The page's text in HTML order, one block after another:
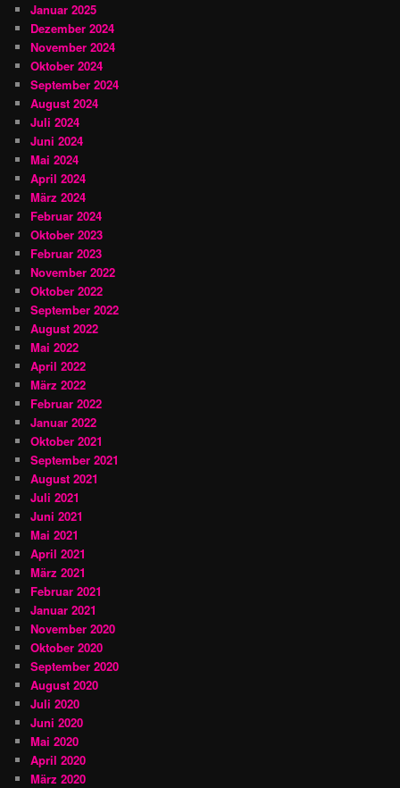
Januar 2025
Dezember 2024
November 2024
Oktober 2024
September 2024
August 2024
Juli 2024
Juni 2024
Mai 2024
April 2024
März 2024
Februar 2024
Oktober 2023
Februar 2023
November 2022
Oktober 2022
September 2022
August 2022
Mai 2022
April 2022
März 2022
Februar 2022
Januar 2022
Oktober 2021
September 2021
August 2021
Juli 2021
Juni 2021
Mai 2021
April 2021
März 2021
Februar 2021
Januar 2021
November 2020
Oktober 2020
September 2020
August 2020
Juli 2020
Juni 2020
Mai 2020
April 2020
März 2020